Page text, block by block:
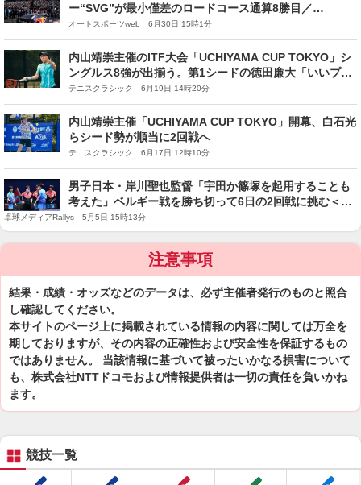
ー“SVG”が最小僅差のロードコース通算8勝目／
NASCAR第18戦
オートスポーツweb 6月30日 15時1分
内山靖崇主催のITF大会「UCHIYAMA CUP TOKYO」シ
ングルス8強が出揃う。第1シードの徳田廉大「いいプレ
ーで優勝したい」
テニスクラシック 6月19日 14時20分
内山靖崇主催「UCHIYAMA CUP TOKYO」開幕、白石光
らシード勢が順当に2回戦へ
テニスクラシック 6月17日 12時10分
男子日本・岸川聖也監督「宇田か篠塚を起用することも
考えた」ベルギー戦を勝ち切って6日の2回戦に挑む＜世
界卓球2026＞
卓球メディアRallys 5月5日 15時13分
注意事項
結果・成績・オッズなどのデータは、必ず主催者発行のものと照合
し確認してください。
本サイトのページ上に掲載されている情報の内容に関しては万全を
期しておりますが、その内容の正確性および安全性を保証するもの
ではありません。 当該情報に基づいて被ったいかなる損害について
も、株式会社NTTドコモおよび情報提供者は一切の責任を負いかね
ます。
競技一覧